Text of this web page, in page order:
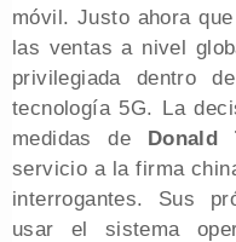
móvil. Justo ahora
las ventas a nivel
privilegiada dentro
tecnología 5G. La
medidas de
servicio a la firma
interrogantes. Sus
usar el sistema